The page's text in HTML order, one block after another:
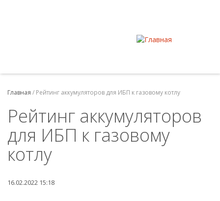
Главная / Рейтинг аккумуляторов для ИБП к газовому котлу
Рейтинг аккумуляторов
для ИБП к газовому
котлу
16.02.2022 15:18